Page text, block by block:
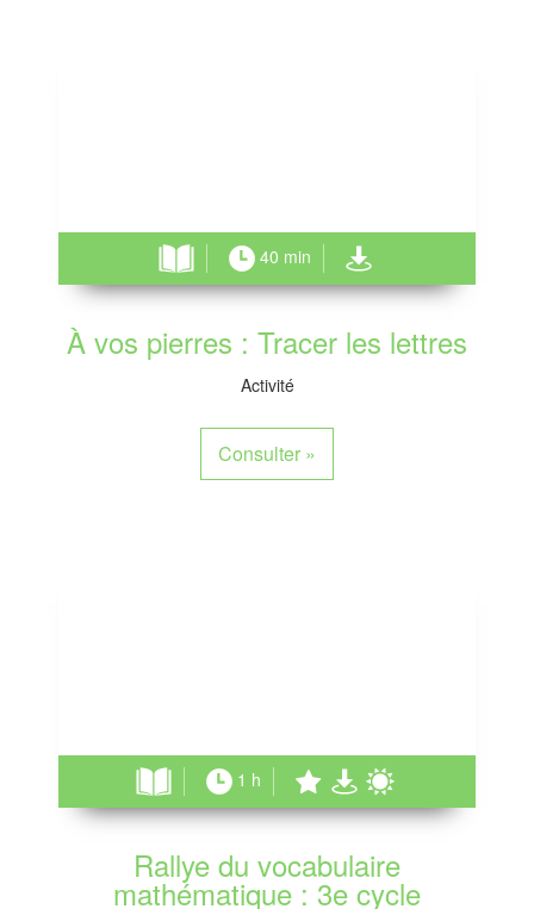
40 min
À vos pierres : Tracer les lettres
Activité
Consulter »
1 h
Rallye du vocabulaire
mathématique : 3e cycle